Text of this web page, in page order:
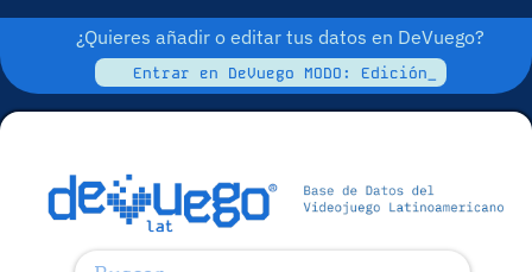
¿Quieres añadir o editar tus datos en DeVuego?
Entrar en DeVuego MODO: Edición_